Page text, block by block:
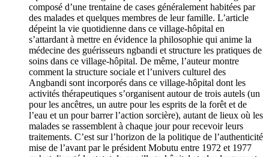
composé d’une trentaine de cases généralement habitées par
des malades et quelques membres de leur famille. L’article
dépeint la vie quotidienne dans ce village-hôpital en
s’attardant à mettre en évidence la philosophie qui anime la
médecine des guérisseurs ngbandi et structure les pratiques de
soins dans ce village-hôpital. De même, l’auteur montre
comment la structure sociale et l’univers culturel des
Angbandi sont incorporés dans ce village-hôpital dont les
activités thérapeutiques s’organisent autour de trois autels (un
pour les ancêtres, un autre pour les esprits de la forêt et de
l’eau et un pour barrer l’action sorcière), autant de lieux où les
malades se rassemblent à chaque jour pour recevoir leurs
traitements. C’est sur l’horizon de la politique de l’authenticité
mise de l’avant par le président Mobutu entre 1972 et 1977